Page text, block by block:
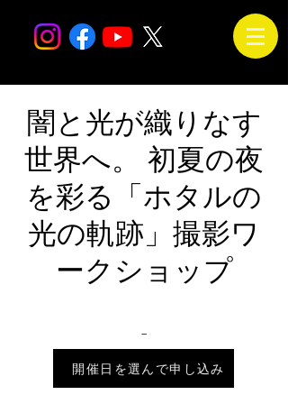
闇と光が織りなす
世界へ。 初夏の夜
を彩る「ホタルの
光の軌跡」撮影ワ
ークショップ
_
2026年7月14日 18:00 – 21:30
会場は未定です。
開催日を選んで申し込み